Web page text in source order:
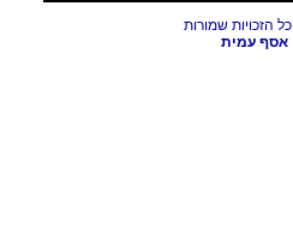
אסף עמית